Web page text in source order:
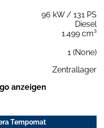
96 kW / 131 PS
Diesel
1.499 cm³
1 (None)
Zentrallager
anzeigen
Tempomat